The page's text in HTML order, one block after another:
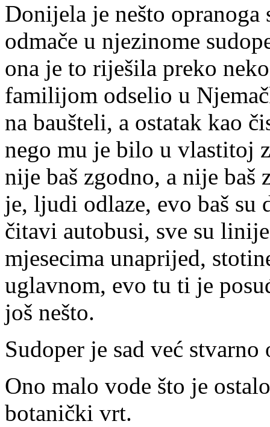
Donijela je nešto opranoga
odmače u njezinome
ona je to riješila preko
familijom odselio u
na baušteli, a ostatak kao
nego mu je bilo u vlastitoj
nije baš zgodno, a nije
je, ljudi odlaze, evo baš su
čitavi autobusi, sve su
mjesecima unaprijed,
uglavnom, evo tu ti je
još nešto.
Sudoper je sad već stvarno
Ono malo vode što je
botanički vrt.